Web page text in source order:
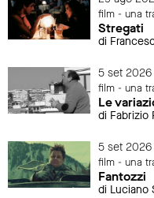
film - una
Stregati
di
5 set 2026
film - una
Le
di Fabrizio
5 set 2026
film - una
Fantozzi
di Luciano